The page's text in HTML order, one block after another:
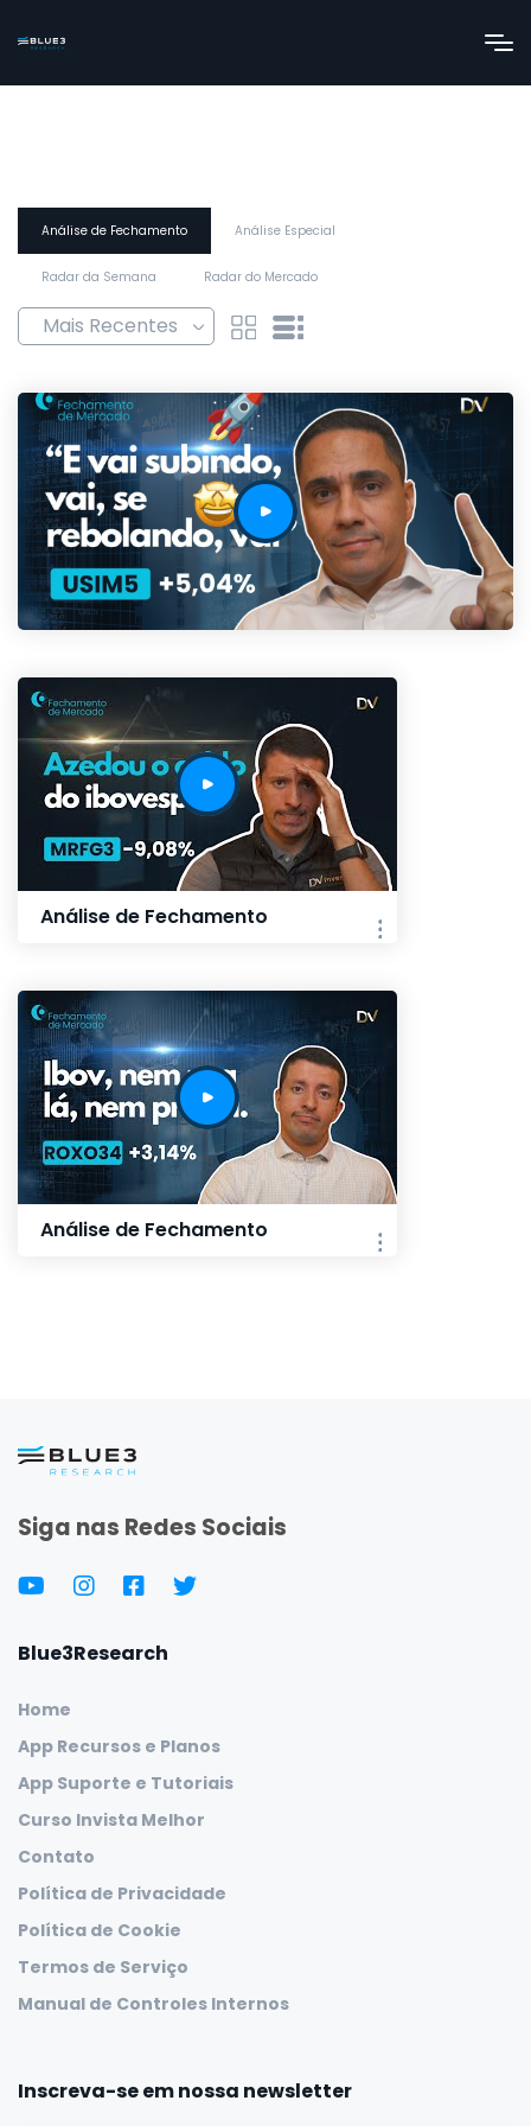
Análise de Fechamento Análise Especial
Radar da Semana Radar do Mercado
Análise de Fechamento
Análise de Fechamento
Siga nas Redes Sociais
Blue3Research
Home
App Recursos e Planos
App Suporte e Tutoriais
Curso Invista Melhor
Contato
Política de Privacidade
Política de Cookie
Termos de Serviço
Manual de Controles Internos
Inscreva-se em nossa newsletter